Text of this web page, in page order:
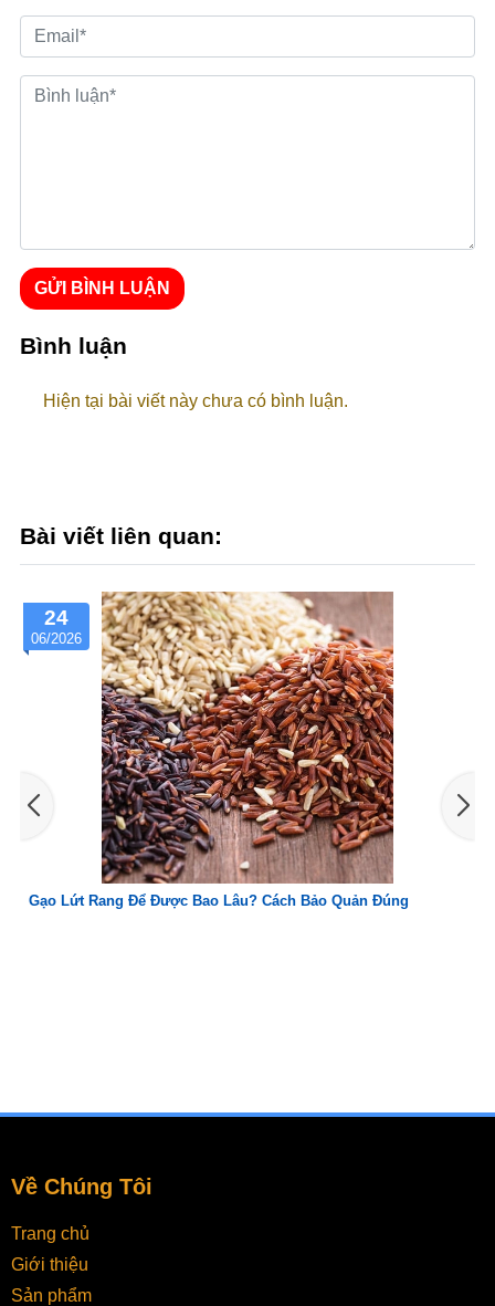
GỬI BÌNH LUẬN
Bình luận
Hiện tại bài viết này chưa có bình luận.
Bài viết liên quan:
24
06/2026
Gạo Lứt Rang Để Được Bao Lâu? Cách Bảo Quản Đúng
Về Chúng Tôi
Trang chủ
Giới thiệu
Sản phẩm